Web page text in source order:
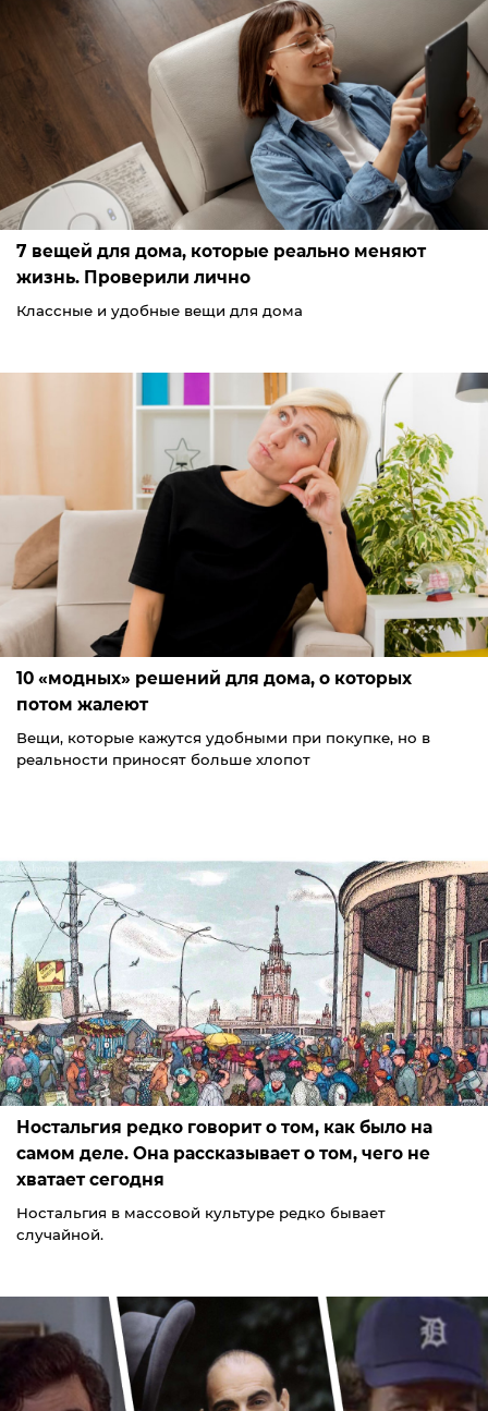
7 вещей для дома, которые реально меняют
жизнь. Проверили лично
Классные и удобные вещи для дома
10 «модных» решений для дома, о которых
потом жалеют
Вещи, которые кажутся удобными при покупке, но в
реальности приносят больше хлопот
Ностальгия редко говорит о том, как было на
самом деле. Она рассказывает о том, чего не
хватает сегодня
Ностальгия в массовой культуре редко бывает
случайной.